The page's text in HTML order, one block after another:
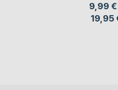
9,99 €
19,95